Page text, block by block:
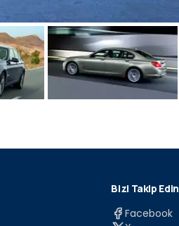
Bizi Takip Edin
Facebook